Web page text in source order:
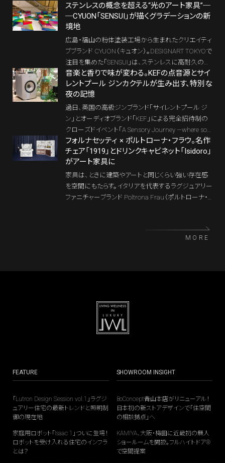
イナミックヒーターが織りなす“香りと熱の建築”。 五
感で味わう6日間が、暮らしの美学を呼び覚ます。 デ
ロンギが提案する冬の特別体験イベント「Casa De’Lo
nghi」が、11月25日〜30日の6日間、六本木ヒルズカ
フェにて開催される。全自動コーヒーマシンとマルチ
ダイナミックヒーターが織りなす「香り」と「ぬくもり」
の空間で、上質な日常を選ぶ時間が始まる。
ステンレスの概念を超える“光のアート家具”─
─CYUON「SENSUI」が描くグラデーションの新
境地
広島・福山の粉体塗装工場から生まれたクリエイティ
ブブランド CYUON（キュオン）。DESIGNART TOKYOで
注目を集めた「SENSUI」は、ステンレスに高耐久の粉
体塗装を施し、光の角度で色が変わる唯一無二のア
ートスツール。瀬戸内の自然を映す多層的なグラデ
ーションは、インテリアにも建築にも新たな表現をも
たらす。
音楽と香りで味が変わる。KEFの点音源とサイ
レントプール ジンカクテルが生み出す、特別な
夜の記憶
過日、英国の高級ジンブランド「サイレントプール ジ
ン」とオーディオブランド「KEF」による完全招待制の
クローズドイベント「A Sensory Journey —where sou
nd meets gin 音とジンが響き合う、五感の出会い」が
開催された。音・香り・味が立体的に絡み合う、特別
な時間の記憶をお伝えしよう。
フォルナセッティ × ポルトローナ・フラウ。名作
チェア「1919」とドリンクキャビネット「Isidoro」
がアート家具に
家具は、ときに建築やアートと同じくらい強い存在感
を空間にもたらす。イタリアを代表するラグジュアリー
ファニチャーブランド Poltrona Frau（ポルトローナ・
MORE
FEATURE
「Lutron Design Session vol.1」ラグジ
ュアリー住宅の最新トレンドと照明制
御の現在地
家庭用ロボット「Isaac 1」ついに登場！
ロボットを受け入れる住宅のインフラ
とは？
SHOWROOM INSIGHT
BoConcept青山本店がリニューアル！
日本初の新ストアデザインで「住空間
の相談拠点」へ
KAMIYA、大阪・梅田に近畿初の無人
ショールームを開設。フルハイトドア®
で空間提案